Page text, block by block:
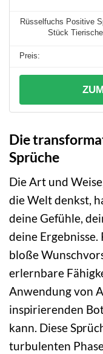
Rüsselfuchs Positive
Stück
Die
Sprüche
Die Art und
die Welt denkst,
deine Gefühle,
deine
bloße
erlernbare
Anwendung von
inspirierenden
kann. Diese
turbulenten